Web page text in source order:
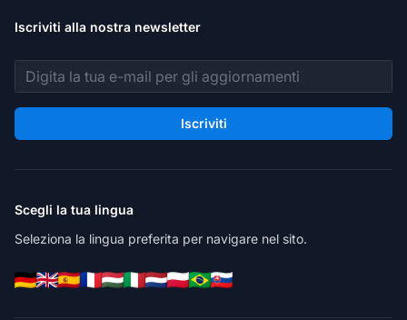
Iscriviti alla nostra newsletter
Indirizzo email
Iscriviti
Scegli la tua lingua
Seleziona la lingua preferita per navigare nel sito.